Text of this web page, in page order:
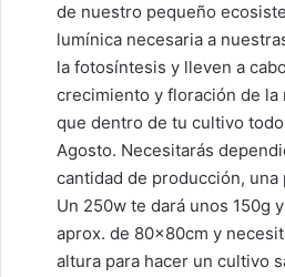
de nuestro pequeño
lumínica necesaria a
la fotosíntesis y lleven a
crecimiento y floración de la
que dentro de tu cultivo
Agosto. Necesitarás
cantidad de producción, una
Un 250w te dará unos 150g
aprox. de 80x80cm y
altura para hacer un cultivo